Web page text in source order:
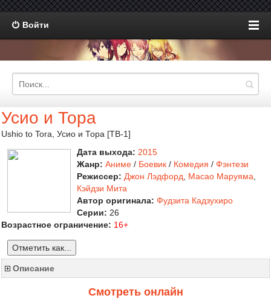
Войти
Усио и Тора
Ushio to Tora, Усио и Тора [ТВ-1]
Дата выхода: 2015
Жанр: Аниме / Боевик / Комедия / Фэнтези
Режиссер: Джон Лэдфорд Масао Маруяма
Кэйдзи Мита
Автор оригинала: Фудзита Кадзухиро
Серии: 26
Возрастное ограничение: 16+
Отметить как...
Описание
Смотреть онлайн